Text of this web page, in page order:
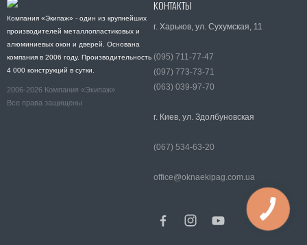
Компания «Экипаж» - один из крупнейших
производителей металлопластиковых и
алюминиевых окон и дверей. Основана
компания в 2006 году. Производительность
4 000 конструкций в сутки.
2006-2026 Компания «Экипаж»
Все права защищены
КОНТАКТЫ
г. Харьков, ул. Сухумская, 11
(095) 711-77-47
(097) 773-73-71
(063) 039-97-70
г. Киев, ул. Здолбуновская
(067) 534-63-20
office@oknaekipag.com.ua